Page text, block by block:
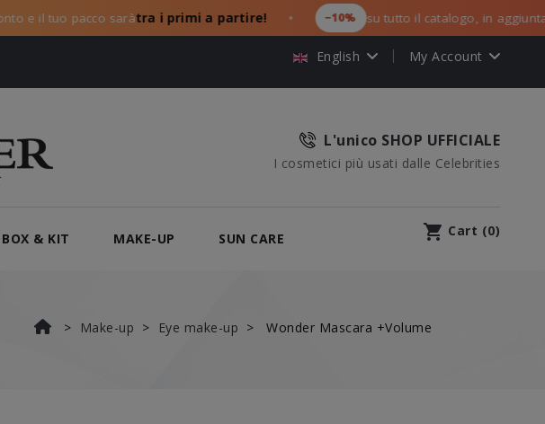
il tuo pacco saràtra i primi a partire! ● −10% su tutto il catalogo, in aggiunta ai
English My Account
L'unico SHOP UFFICIALE
I cosmetici più usati dalle Celebrities
BOX & KIT MAKE-UP SUN CARE shopping_cart Cart (0)
Make-up Eye make-up Wonder Mascara +Volume